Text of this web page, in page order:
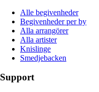
Alle begivenheder
Begivenheder per by
Alla arrangörer
Alla artister
Knislinge
Smedjebacken
Support